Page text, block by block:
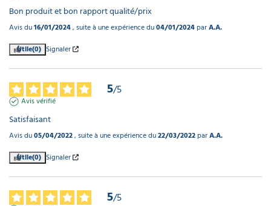
Bon produit et bon rapport qualité/prix
Avis du16/01/2024, suite à une expérience du04/01/2024parA.A.
Utile(0) Signaler
5/5
Avis vérifié
Satisfaisant
Avis du05/04/2022, suite à une expérience du22/03/2022parA.A.
Utile(0) Signaler
5/5